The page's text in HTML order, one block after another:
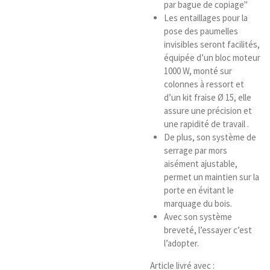
par bague de copiage"
Les entaillages pour la
pose des paumelles
invisibles seront facilités,
équipée d’un bloc moteur
1000 W, monté sur
colonnes à ressort et
d’un kit fraise Ø 15, elle
assure une précision et
une rapidité de travail .
De plus, son système de
serrage par mors
aisément ajustable,
permet un maintien sur la
porte en évitant le
marquage du bois.
Avec son système
breveté, l’essayer c’est
l’adopter.
Article livré avec :